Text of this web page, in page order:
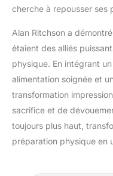
cherche à repousser ses
Alan Ritchson a
étaient des alliés
physique. En intégrant
alimentation soignée et
transformation
sacrifice et de
toujours plus haut,
préparation physique en